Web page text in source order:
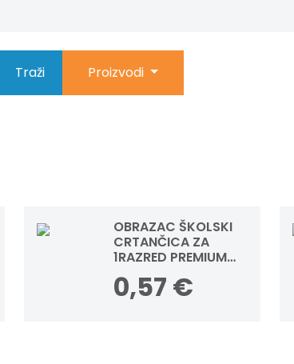
Traži Proizvodi
OBRAZAC ŠKOLSKI
CRTANČICA ZA
1RAZRED PREMIUM
CONNECT BOY
0,57 €